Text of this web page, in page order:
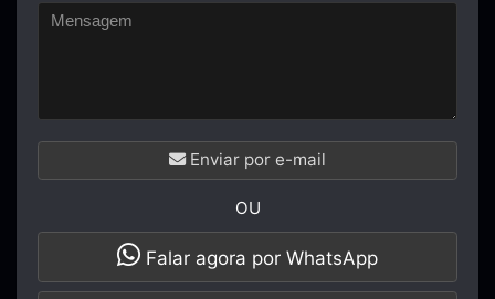
Enviar por e-mail
OU
Falar agora por WhatsApp